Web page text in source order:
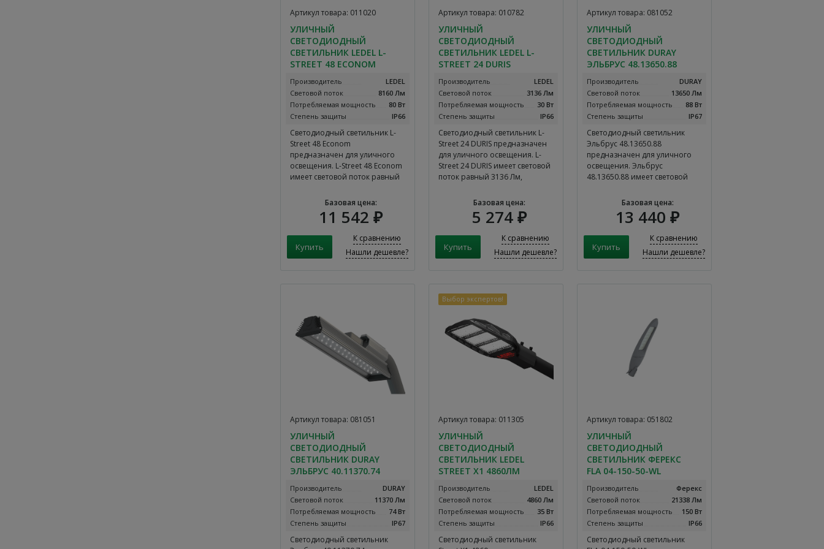
Артикул товара: 011020
УЛИЧНЫЙ
СВЕТОДИОДНЫЙ
СВЕТИЛЬНИК LEDEL L-
STREET 48 ECONOM
Производитель
LEDEL
Световой поток
8160 Лм
Потребляемая мощность
80 Вт
Степень защиты
IP66
Светодиодный светильник L-
Street 48 Econom
предназначен для уличного
освещения. L-Street 48 Econom
имеет световой поток равный
мощность составляет 80 Вт, а
цветовая температура равна
4000K-5000K. Уличный
LEDEL L-Street 48 Econom имеет
гарантийный срок
Базовая цена:
11 542 ₽
К сравнению
Нашли дешевле?
Артикул товара: 010782
УЛИЧНЫЙ
СВЕТОДИОДНЫЙ
СВЕТИЛЬНИК LEDEL L-
STREET 24 DURIS
Производитель
LEDEL
Световой поток
3136 Лм
Потребляемая мощность
30 Вт
Степень защиты
IP66
Светодиодный светильник L-
Street 24 DURIS предназначен
для уличного освещения. L-
Street 24 DURIS имеет световой
поток равный 3136 Лм,
составляет 30 Вт, а цветовая
температура равна 4000K-
5000K. Уличный светодиодный
DURIS имеет гарантийный срок
эксплуатации 5 лет.
Базовая цена:
5 274 ₽
К сравнению
Нашли дешевле?
Артикул товара: 081052
УЛИЧНЫЙ
СВЕТОДИОДНЫЙ
СВЕТИЛЬНИК DURAY
ЭЛЬБРУС 48.13650.88
Производитель
DURAY
Световой поток
13650 Лм
Потребляемая мощность
88 Вт
Степень защиты
IP67
Светодиодный светильник
Эльбрус 48.13650.88
предназначен для уличного
освещения. Эльбрус
48.13650.88 имеет световой
потребляемая мощность
составляет 88 Вт, а цветовая
температура равна 3000K-
светильник DURAY Эльбрус
48.13650.88 имеет
Базовая цена:
13 440 ₽
К сравнению
Нашли дешевле?
Артикул товара: 081051
УЛИЧНЫЙ
СВЕТОДИОДНЫЙ
СВЕТИЛЬНИК DURAY
ЭЛЬБРУС 40.11370.74
Производитель
DURAY
Световой поток
11370 Лм
Потребляемая мощность
74 Вт
Степень защиты
IP67
Светодиодный светильник
Выбор экспертов!
Артикул товара: 011305
УЛИЧНЫЙ
СВЕТОДИОДНЫЙ
СВЕТИЛЬНИК LEDEL
STREET X1 4860ЛМ
Производитель
LEDEL
Световой поток
4860 Лм
Потребляемая мощность
35 Вт
Степень защиты
IP66
Светодиодный светильник
Артикул товара: 051802
УЛИЧНЫЙ
СВЕТОДИОДНЫЙ
СВЕТИЛЬНИК ФЕРЕКС
FLA 04-150-50-WL
Производитель
Ферекс
Световой поток
21338 Лм
Потребляемая мощность
150 Вт
Степень защиты
IP66
Светодиодный светильник